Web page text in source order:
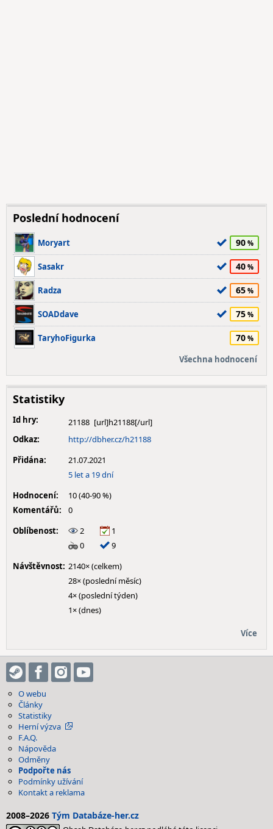
Poslední hodnocení
Moryart 90
Sasakr 40
Radza 65
SOADdave 75
TaryhoFigurka 70
Všechna hodnocení
Statistiky
Id hry:
21188
Odkaz:
http://dbher.cz/h21188
Přidána:
21.07.2021
5 let a 19 dní
Hodnocení:
10 (40-90 %)
Komentářů:
0
Oblíbenost:
2
1
0
9
Návštěvnost: 2140× (celkem)
28× (poslední měsíc)
4× (poslední týden)
1× (dnes)
Více
O webu
Články
Statistiky
Herní výzva
F.A.Q.
Nápověda
Odměny
Podpořte nás
Podmínky užívání
Kontakt a reklama
2008–2026 Tým Databáze-her.cz